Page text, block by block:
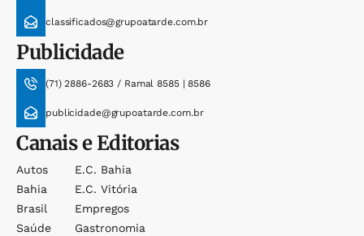
classificados@grupoatarde.com.br
Publicidade
(71) 2886-2683 / Ramal 8585 | 8586
publicidade@grupoatarde.com.br
Canais e Editorias
Autos
Bahia
Brasil
Saúde
E.c. Bahia
E.c. Vitória
Empregos
Gastronomia